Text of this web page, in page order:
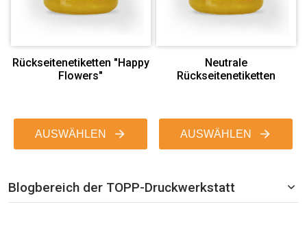
Rückseitenetiketten "Happy
Flowers"
AUSWÄHLEN
Neutrale
Rückseitenetiketten
AUSWÄHLEN
Blogbereich der TOPP-Druckwerkstatt